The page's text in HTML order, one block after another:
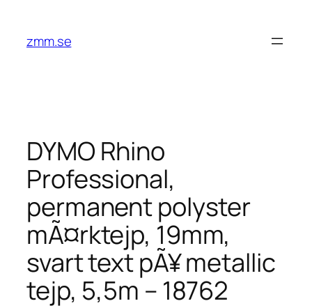
innehåll
zmm.se
DYMO Rhino
Professional,
permanent polyster
mÃ¤rktejp, 19mm,
svart text pÃ¥ metallic
tejp, 5,5m – 18762